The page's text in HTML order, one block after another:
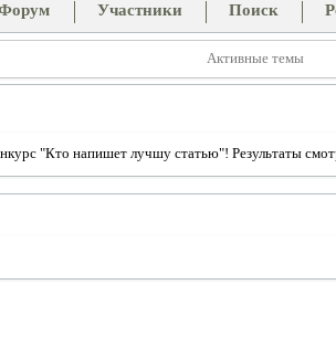
Участники Поиск
Активные темы
"Кто напишет лучшу статью"! Результаты